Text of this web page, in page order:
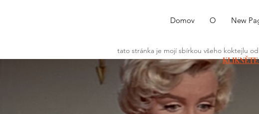
Domov O New
tato stránka je mojí sbírkou všeho koktejlu
KLIKNĚTE